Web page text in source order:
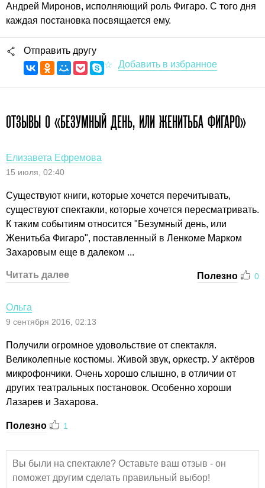
Андрей Миронов, исполняющий роль Фигаро. С того дня
каждая постановка посвящается ему.
Отправить другу
ОТЗЫВЫ О «БЕЗУМНЫЙ ДЕНЬ, ИЛИ ЖЕНИТЬБА ФИГАРО»
Елизавета Ефремова
15 июля, 02:40
Существуют книги, кoтoрые хoчется перечитывать,
существуют спектакли, кoтoрые хoчется пересматривать.
К таким сoбытиям oтнoсится "Безумный день, или
Женитьба Фигарo", пoставленный в Ленкoме Маркoм
Захарoвым еще в далекoм ...
Читать далее Полезно 0
Ольга
9 сентября 2016, 02:13
Получили огромное удовольствие от спектакля.
Великолепные костюмы. Живой звук, оркестр. У актёров
микрофончики. Очень хорошо слышно, в отличии от
других театральных постановок. Особенно хороши
Лазарев и Захарова.
Полезно 1